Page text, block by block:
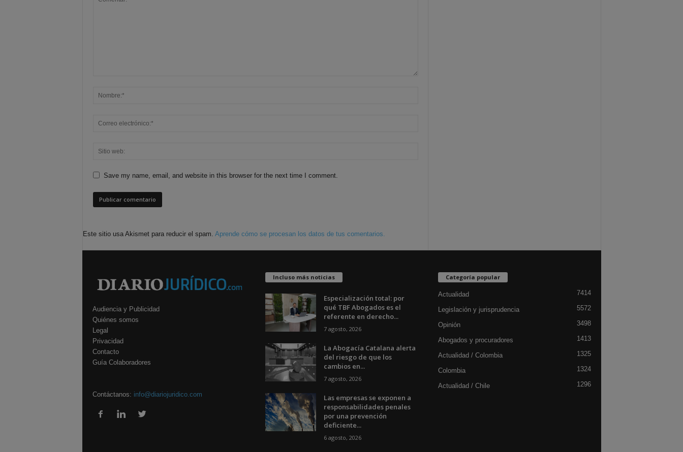
Save my name, email, and website in this browser for the next time I comment.
Este sitio usa Akismet para reducir el spam. Aprende cómo se procesan los datos de tus comentarios.
Audiencia y Publicidad
Quiénes somos
Legal
Privacidad
Contacto
Guía Colaboradores
Contáctanos: info@diariojuridico.com
Incluso más noticias
Especialización total: por
qué TBF Abogados es el
referente en derecho...
7 agosto, 2026
La Abogacía Catalana alerta
del riesgo de que los
cambios en...
7 agosto, 2026
Las empresas se exponen a
responsabilidades penales
por una prevención
deficiente...
6 agosto, 2026
Categoría popular
Actualidad 7414
Legislación y jurisprudencia 5572
Opinión 3498
Abogados y procuradores 1413
Actualidad / Colombia 1325
Colombia 1324
Actualidad / Chile 1296